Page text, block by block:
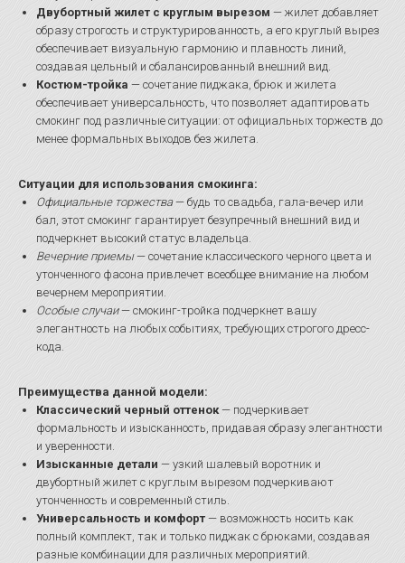
Двубортный жилет с круглым вырезом — жилет добавляет
образу строгость и структурированность, а его круглый вырез
обеспечивает визуальную гармонию и плавность линий,
создавая цельный и сбалансированный внешний вид.
Костюм-тройка — сочетание пиджака, брюк и жилета
обеспечивает универсальность, что позволяет адаптировать
смокинг под различные ситуации: от официальных торжеств до
менее формальных выходов без жилета.
Ситуации для использования смокинга:
Официальные торжества— будь то свадьба, гала-вечер или
бал, этот смокинг гарантирует безупречный внешний вид и
подчеркнет высокий статус владельца.
Вечерние приемы— сочетание классического черного цвета и
утонченного фасона привлечет всеобщее внимание на любом
вечернем мероприятии.
Особые случаи— смокинг-тройка подчеркнет вашу
элегантность на любых событиях, требующих строгого дресс-
кода.
Преимущества данной модели:
Классический черный оттенок— подчеркивает
формальность и изысканность, придавая образу элегантности
и уверенности.
Изысканные детали — узкий шалевый воротник и
двубортный жилет с круглым вырезом подчеркивают
утонченность и современный стиль.
Универсальность и комфорт — возможность носить как
полный комплект, так и только пиджак с брюками, создавая
разные комбинации для различных мероприятий.